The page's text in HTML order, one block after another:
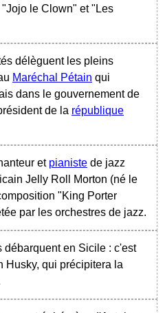
le Clown" et "Les
délèguent les pleins
Maréchal Pétain qui
dans le gouvernement de
de la république
et pianiste de jazz
Jelly Roll Morton (né le
"King Porter
par les orchestres de jazz.
débarquent en Sicile : c'est
Husky, qui précipitera la